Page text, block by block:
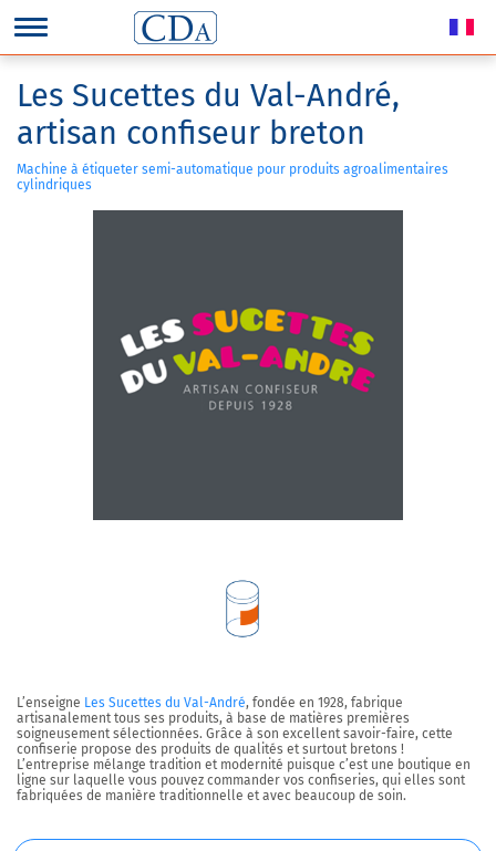
Les Sucettes du Val-André,
artisan confiseur breton
Machine à étiqueter semi-automatique pour produits agroalimentaires
cylindriques
L’enseigne Les Sucettes du Val-André, fondée en 1928, fabrique
artisanalement tous ses produits, à base de matières premières
soigneusement sélectionnées. Grâce à son excellent savoir-faire, cette
confiserie propose des produits de qualités et surtout bretons !
L’entreprise mélange tradition et modernité puisque c’est une boutique en
ligne sur laquelle vous pouvez commander vos confiseries, qui elles sont
fabriquées de manière traditionnelle et avec beaucoup de soin.